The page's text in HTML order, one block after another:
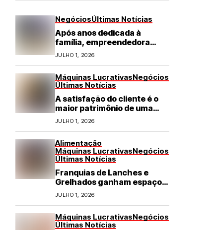
NegóciosÚltimas Notícias
Após anos dedicada à
família, empreendedora
transforma franquia de
turismo em negócio de
JULHO 1, 2026
Máquinas LucrativasNegócios
Últimas Notícias
A satisfação do cliente é o
maior patrimônio de uma
franquia
JULHO 1, 2026
Alimentação
Máquinas LucrativasNegócios
Últimas Notícias
Franquias de Lanches e
Grelhados ganham espaço
com demanda por refeições
rápidas e de qualidade
JULHO 1, 2026
Máquinas LucrativasNegócios
Últimas Notícias